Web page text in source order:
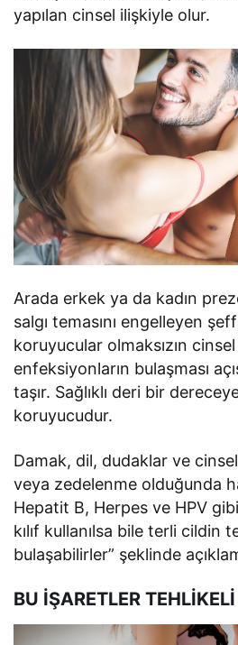
yapılan cinsel ilişkiyle olur.
Arada erkek ya da kadın
salgı temasını engelleyen
koruyucular olmaksızın
enfeksiyonların bulaşması
taşır. Sağlıklı deri bir
koruyucudur.
Damak, dil, dudaklar ve
veya zedelenme olduğunda
Hepatit B, Herpes ve HPV
kılıf kullanılsa bile terli cildin
bulaşabilirler” şeklinde
BU İŞARETLER